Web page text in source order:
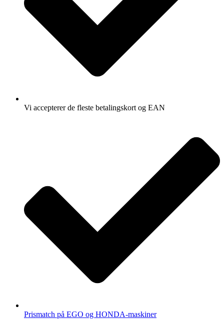
Vi accepterer de fleste betalingskort og EAN
Prismatch på EGO og HONDA-maskiner